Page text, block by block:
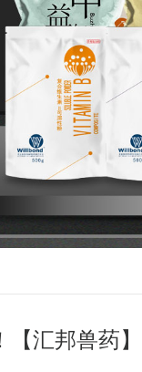
汇邦兽药】